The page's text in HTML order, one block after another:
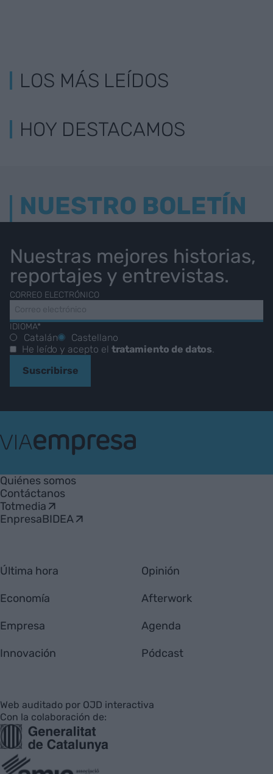
LOS MÁS LEÍDOS
HOY DESTACAMOS
NUESTRO BOLETÍN
Nuestras mejores historias,
reportajes y entrevistas.
CORREO ELECTRÓNICO
IDIOMA*
Catalán
Castellano
He leído y acepto el tratamiento de datos
Suscribirse
Empresa
Quiénes somos
Contáctanos
Totmedia
EnpresaBIDEA
Última hora
Economía
Empresa
Innovación
Opinión
Afterwork
Agenda
Pódcast
Web auditado por OJD interactiva
Con la colaboración de: